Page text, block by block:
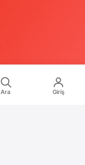
Ara Giriş